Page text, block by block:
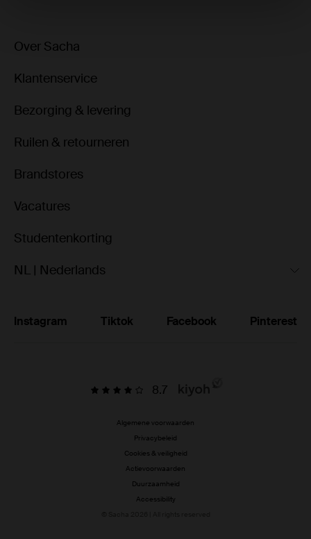
Over Sacha
Klantenservice
Bezorging & levering
Ruilen & retourneren
Brandstores
Vacatures
Studentenkorting
NL | Nederlands
Instagram Tiktok Facebook Pinterest
8.7
Algemene voorwaarden
Privacybeleid
Cookies & veiligheid
Actievoorwaarden
Duurzaamheid
Accessibility